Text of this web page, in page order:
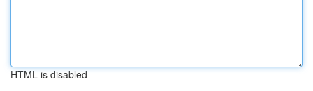
HTML is disabled